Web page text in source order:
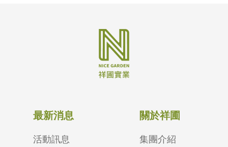
最新消息
活動訊息
關於祥圃
集團介紹